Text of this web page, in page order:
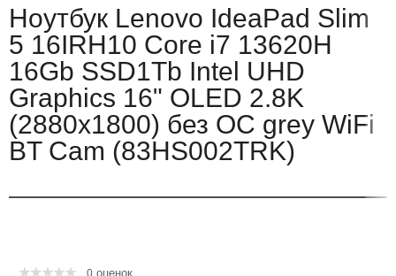
Ноутбук Lenovo IdeaPad Slim
5 16IRH10 Core i7 13620H
16Gb SSD1Tb Intel UHD
Graphics 16" OLED 2.8K
(2880x1800) без ОС grey WiFi
BT Cam (83HS002TRK)
0 оценок
Каталог продукции
Ноутбуки и ультрабуки
Компьютеры
Моноблоки
Контакты
Контактная информация